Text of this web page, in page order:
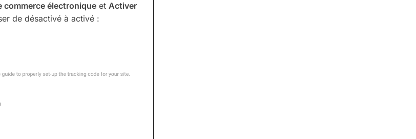
commerce électronique et Activer
de désactivé à activé :